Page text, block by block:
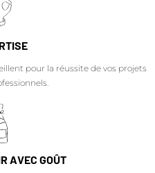
pour la réussite de vos projets
AVEC GOÛT